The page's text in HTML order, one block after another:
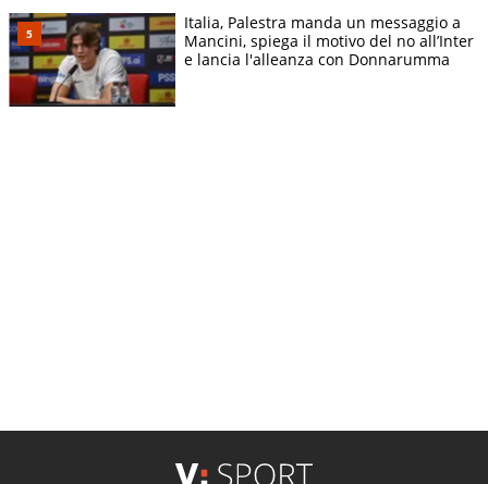
Italia, Palestra manda un messaggio a
Mancini, spiega il motivo del no all’Inter
e lancia l'alleanza con Donnarumma